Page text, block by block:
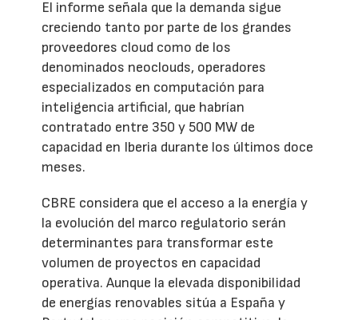
El informe señala que la demanda sigue
creciendo tanto por parte de los grandes
proveedores cloud como de los
denominados neoclouds, operadores
especializados en computación para
inteligencia artificial, que habrían
contratado entre 350 y 500 MW de
capacidad en Iberia durante los últimos doce
meses.
CBRE considera que el acceso a la energía y
la evolución del marco regulatorio serán
determinantes para transformar este
volumen de proyectos en capacidad
operativa. Aunque la elevada disponibilidad
de energías renovables sitúa a España y